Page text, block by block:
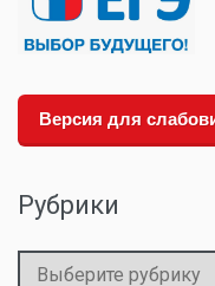
Версия для
Рубрики
Рубрики